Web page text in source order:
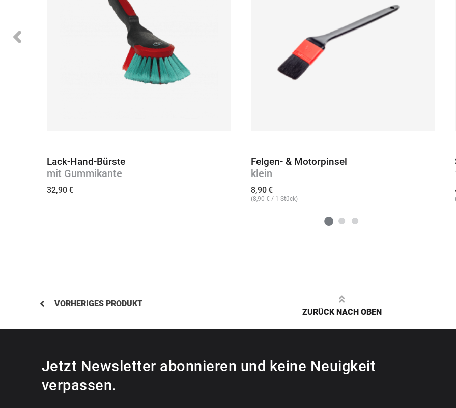
Lack-Hand-Bürste
mit Gummikante
32,90€
Felgen- & Motorpinsel
klein
8,90€
(8,90 € / 1 Stück)
VORHERIGES PRODUKT
ZURÜCK NACH OBEN
Jetzt Newsletter abonnieren und keine Neuigkeit
verpassen.